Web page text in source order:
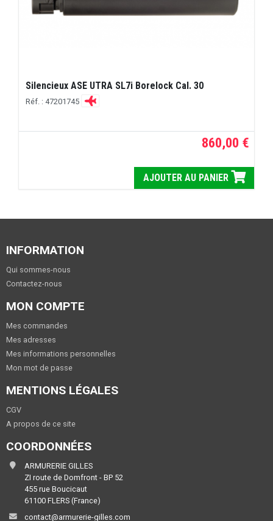
Silencieux ASE UTRA SL7i Borelock Cal. 30
Réf. : 47201745
860,00 €
AJOUTER AU PANIER
INFORMATION
Qui sommes-nous
Contactez-nous
MON COMPTE
Mes commandes
Mes adresses
Mes informations personnelles
Mon mot de passe
MENTIONS LÉGALES
CGV
A propos de ce site
COORDONNÉES
ARMURERIE GILLES
ZI route de Domfront - BP 52
455 rue Boucicaut
61100 FLERS (France)
contact@armurerie-gilles.com